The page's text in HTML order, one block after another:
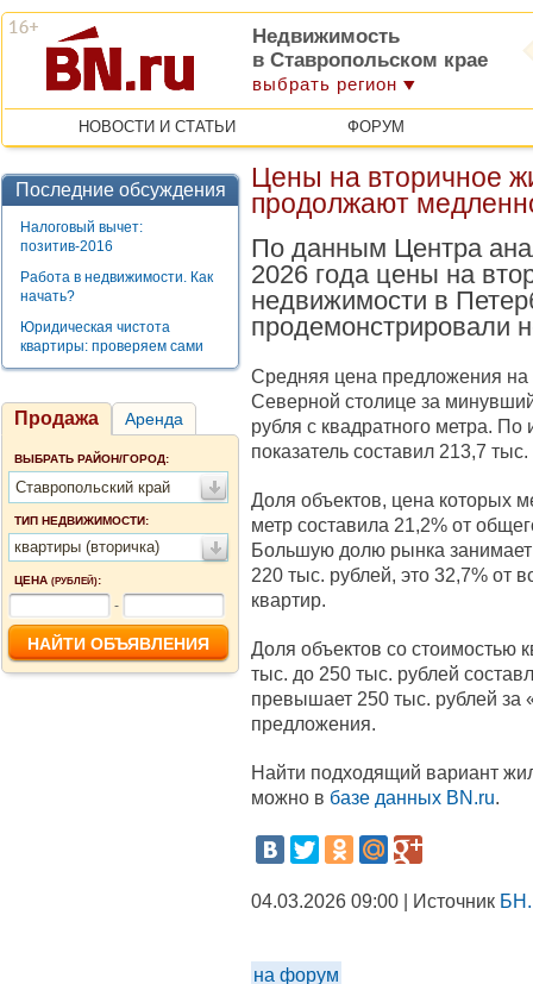
Недвижимость
в Ставропольском крае
выбрать регион
НОВОСТИ И СТАТЬИ ФОРУМ
Последние обсуждения
Налоговый вычет:
позитив-2016
Работа в недвижимости. Как
начать?
Юридическая чистота
квартиры: проверяем сами
Продажа Аренда
ВЫБРАТЬ РАЙОН/ГОРОД:
Ставропольский край
ТИП НЕДВИЖИМОСТИ:
квартиры (вторичка)
ЦЕНА (РУБЛЕЙ):
-
Цены на вторичное
продолжают
По данным Центра
2026 года цены на
недвижимости в
продемонстрировали
Средняя цена предложения на
Северной столице за
рубля с квадратного метра.
показатель составил 213,7
Доля объектов, цена которых
метр составила 21,2% от
Большую долю рынка занимает
220 тыс. рублей, это 32,7% от
квартир.
Доля объектов со стоимостью
тыс. до 250 тыс. рублей
превышает 250 тыс. рублей за
предложения.
Найти подходящий вариант
можно в базе данных BN.ru.
04.03.2026 09:00 | Источник
на форум